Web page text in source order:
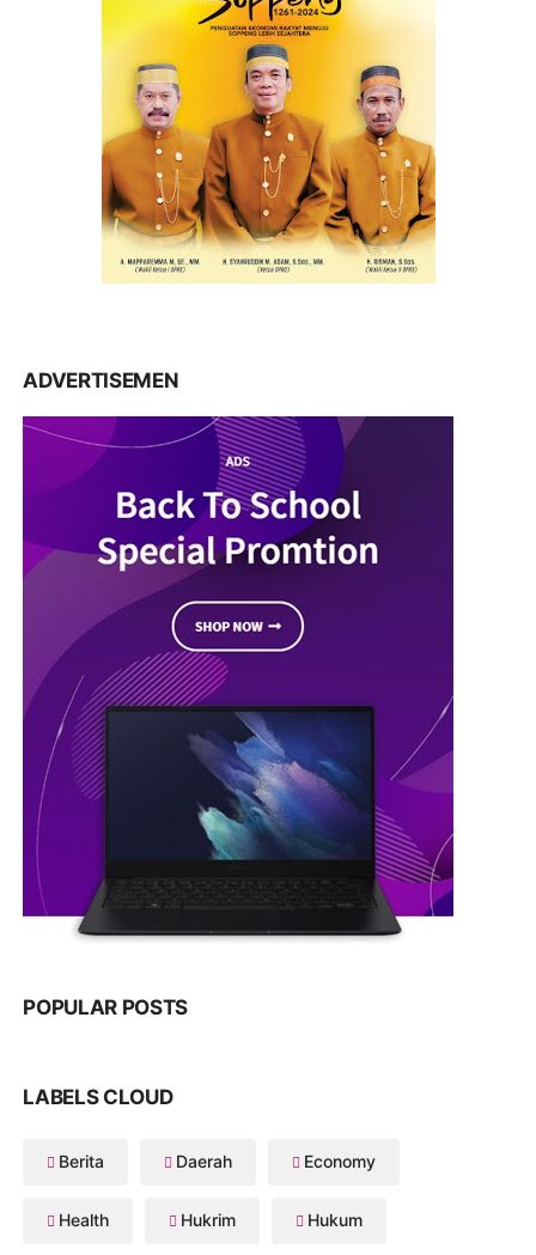
ADVERTISEMEN
POPULAR POSTS
LABELS CLOUD
Berita Daerah Economy
Health Hukrim Hukum